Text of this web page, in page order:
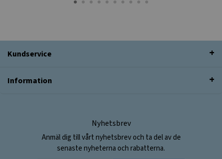
Kundservice
Information
Nyhetsbrev
Anmäl dig till vårt nyhetsbrev och ta del av de
senaste nyheterna och rabatterna.